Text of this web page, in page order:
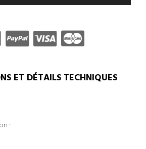
ET DÉTAILS TECHNIQUES
: